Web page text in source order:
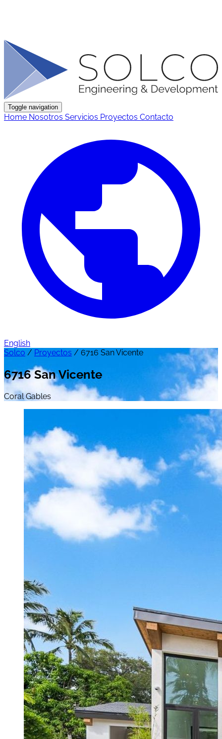
Toggle navigation
Home Nosotros Servicios Proyectos Contacto
English
Solco / Proyectos / 6716 San Vicente
6716 San Vicente
Coral Gables